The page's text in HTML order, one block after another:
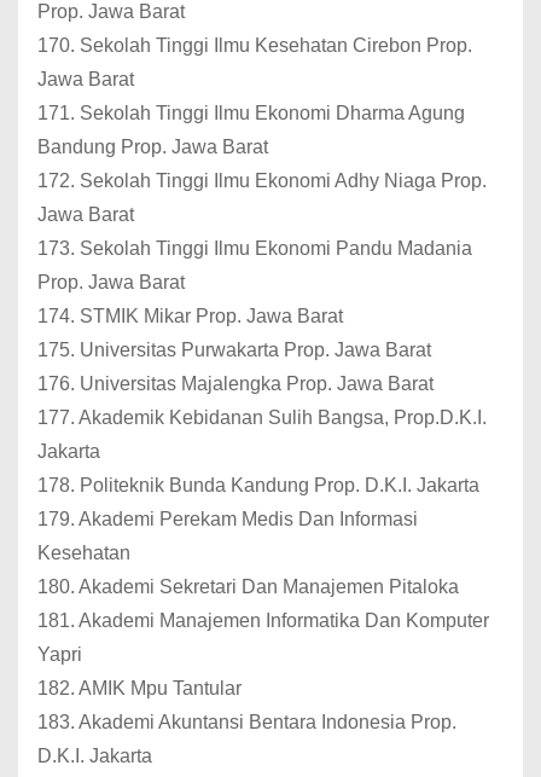
Prop. Jawa Barat
170. Sekolah Tinggi Ilmu Kesehatan Cirebon Prop.
Jawa Barat
171. Sekolah Tinggi Ilmu Ekonomi Dharma Agung
Bandung Prop. Jawa Barat
172. Sekolah Tinggi Ilmu Ekonomi Adhy Niaga Prop.
Jawa Barat
173. Sekolah Tinggi Ilmu Ekonomi Pandu Madania
Prop. Jawa Barat
174. STMIK Mikar Prop. Jawa Barat
175. Universitas Purwakarta Prop. Jawa Barat
176. Universitas Majalengka Prop. Jawa Barat
177. Akademik Kebidanan Sulih Bangsa, Prop.D.K.I.
Jakarta
178. Politeknik Bunda Kandung Prop. D.K.I. Jakarta
179. Akademi Perekam Medis Dan Informasi
Kesehatan
180. Akademi Sekretari Dan Manajemen Pitaloka
181. Akademi Manajemen Informatika Dan Komputer
Yapri
182. AMIK Mpu Tantular
183. Akademi Akuntansi Bentara Indonesia Prop.
D.K.I. Jakarta